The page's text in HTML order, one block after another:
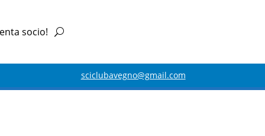
socio!
sciclubavegno@gmail.com